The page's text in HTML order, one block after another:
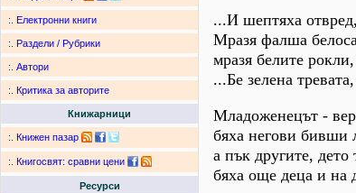
:. Електронни книги
:. Раздели / Рубрики
:. Автори
:. Критика за авторите
Книжарници
:. Книжен пазар
:. Книгосвят: сравни цени
Ресурси
...И шептяха
Мразя фалша
мразя белите
...Бе зелена
Младоженецът -
бяха негови
а пък другите,
бяха още деца и на